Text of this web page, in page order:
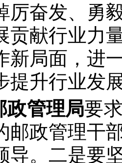
厉奋发、勇
贡献行业力
新局面，进
提升行业发
政管理局要
邮政管理干
导。二是要